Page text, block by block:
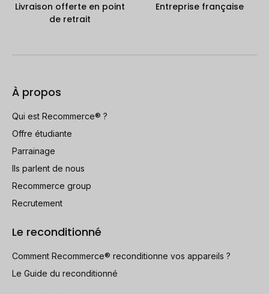
Livraison offerte en point
de retrait
Entreprise française
À propos
Qui est Recommerce® ?
Offre étudiante
Parrainage
Ils parlent de nous
Recommerce group
Recrutement
Le reconditionné
Comment Recommerce® reconditionne vos appareils ?
Le Guide du reconditionné